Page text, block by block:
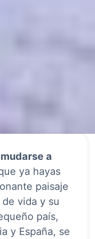
mudarse a
ya hayas
paisaje
vida y su
país,
y España, se